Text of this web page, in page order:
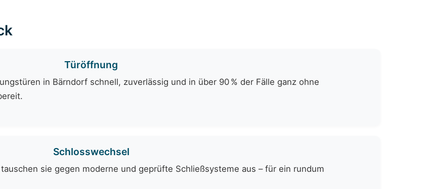
Türöffnung
in Bärndorf schnell, zuverlässig und in über 90 % der Fälle ganz ohne
Schlosswechsel
sie gegen moderne und geprüfte Schließsysteme aus – für ein rundum